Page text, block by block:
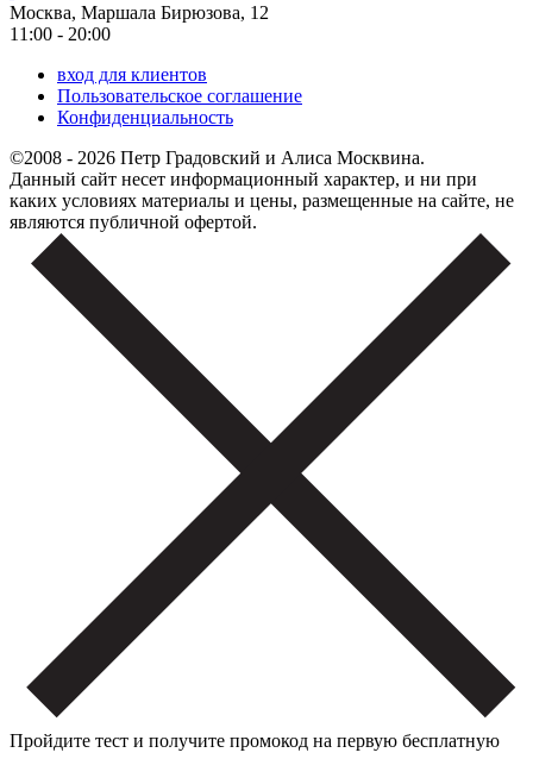
Москва, Маршала Бирюзова, 12
11:00 - 20:00
вход для клиентов
Пользовательское соглашение
Конфиденциальность
©2008 - 2026 Петр Градовский и Алиса Москвина.
Данный сайт несет информационный характер, и ни при
каких условиях материалы и цены, размещенные на сайте, не
являются публичной офертой.
Пройдите тест и получите промокод на первую бесплатную